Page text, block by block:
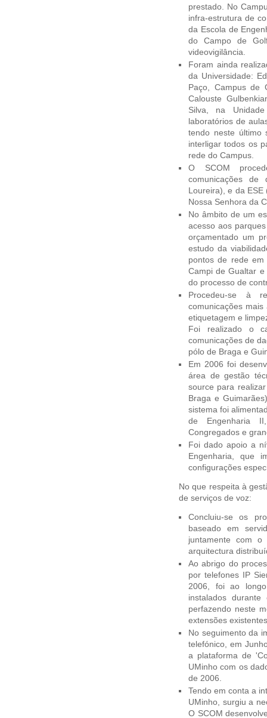
prestado. No
infra-estrutura de
da Escola de
do Campo de
videovigilância.
Foram ainda
da Universidade:
Paço, Campus de
Calouste
Silva, na
laboratórios de
tendo neste último
interligar todos os
rede do Campus.
O SCOM
comunicações
Loureira), e da
Nossa Senhora da
No âmbito de um
acesso aos
orçamentado um
estudo da
pontos de rede
Campi de Gualtar
do processo de
Procedeu-se à
comunicações
etiquetagem e
Foi realizado o
comunicações de
pólo de Braga e
Em 2006 foi
área de gestão
source para
Braga e
sistema foi
de Engenharia
Congregados e
Foi dado apoio a
Engenharia, que
configurações
No que respeita à
de serviços de voz:
Concluiu-se os
baseado em
juntamente com o
arquitectura
Ao abrigo do
por telefones IP
2006, foi ao
instalados
perfazendo neste
extensões
No seguimento da
telefónico, em
a plataforma de
UMinho com os
de 2006.
Tendo em conta a
UMinho, surgiu a
O SCOM